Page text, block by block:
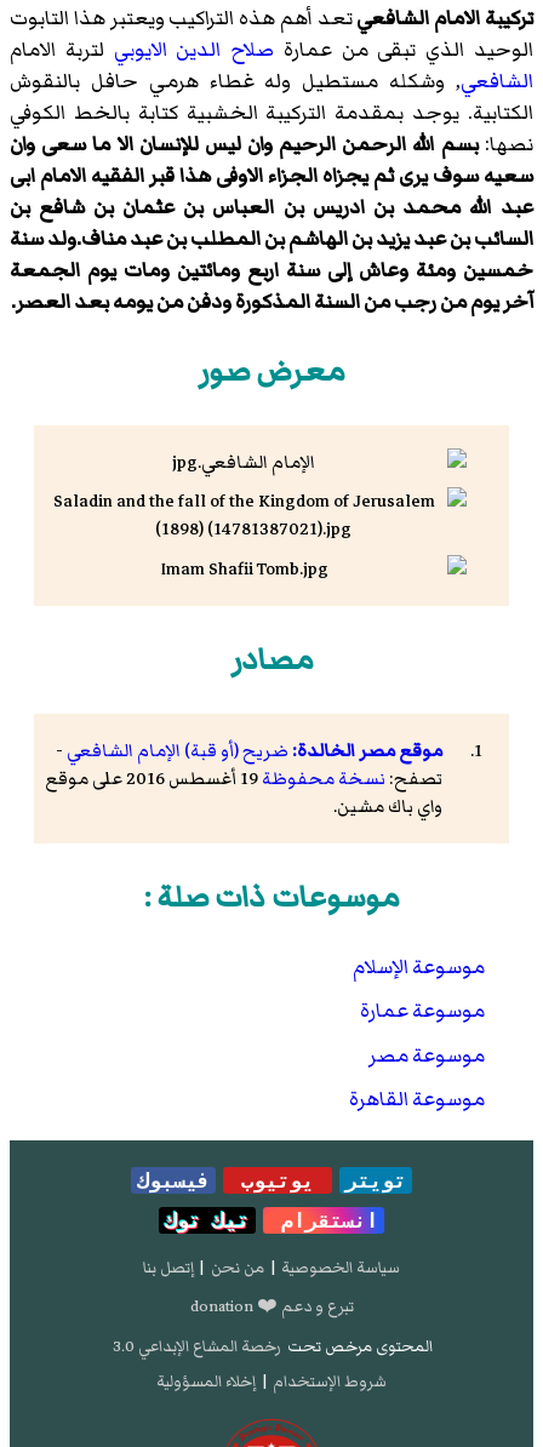
تركيبة الامام الشافعيتعد أهم هذه التراكيب ويعتبر هذا التابوت
الوحيد الذي تبقى من عمارة صلاح الدين الايوبي لتربة الامام
الشافعي, وشكله مستطيل وله غطاء هرمي حافل بالنقوش
الكتابية. يوجد بمقدمة التركيبة الخشبية كتابة بالخط الكوفي
نصها:بسم الله الرحمن الرحيم وان ليس للإنسان الا ما سعى وان
سعيه سوف يرى ثم يجزاه الجزاء الاوفى هذا قبر الفقيه الامام ابى
عبد الله محمد بن ادريس بن العباس بن عثمان بن شافع بن
السائب بن عبد يزيد بن الهاشم بن المطلب بن عبد مناف.ولد سنة
خمسين ومئة وعاش إلى سنة اربع ومائتين ومات يوم الجمعة
آخر يوم من رجب من السنة المذكورة ودفن من يومه بعد العصر.
معرض صور
مصادر
موقع مصر الخالدة: ضريح (أو قبة) الإمام الشافعي -
تصفح: نسخة محفوظة
19 أغسطس 2016 على موقع
واي باك مشين.
موسوعات ذات صلة :
موسوعة الإسلام
موسوعة عمارة
موسوعة مصر
موسوعة القاهرة
تويتر يوتيوب
فيسبوك
انستقرام
تيك توك
سياسة الخصوصية | من نحن | إتصل بنا
تبرع و دعم ❤️ donation
المحتوى مرخص تحت رخصة المشاع الإبداعي 3.0
شروط الإستخدام | إخلاء المسؤولية